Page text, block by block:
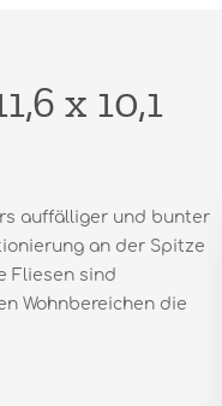
x 10,1
auffälliger und bunter
an der Spitze
Fliesen sind
Wohnbereichen die